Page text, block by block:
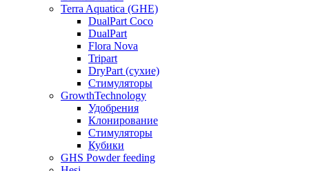
Terra Aquatica (GHE)
DualPart Coco
DualPart
Flora Nova
Tripart
DryPart (сухие)
Стимуляторы
GrowthTechnology
Удобрения
Клонирование
Стимуляторы
Кубики
GHS Powder feeding